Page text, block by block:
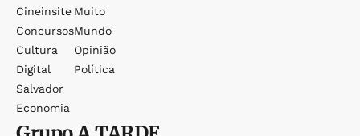
Cineinsite
Concursos
Cultura
Digital
Salvador
Economia
Muito
Mundo
Opinião
Política